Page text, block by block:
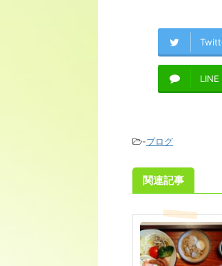
LINE
-ブログ
関連記事